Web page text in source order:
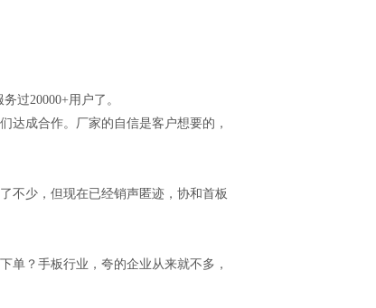
过20000+用户了。
成合作。厂家的自信是客户想要的，
不少，但现在已经销声匿迹，协和首板
单？手板行业，夸的企业从来就不多，